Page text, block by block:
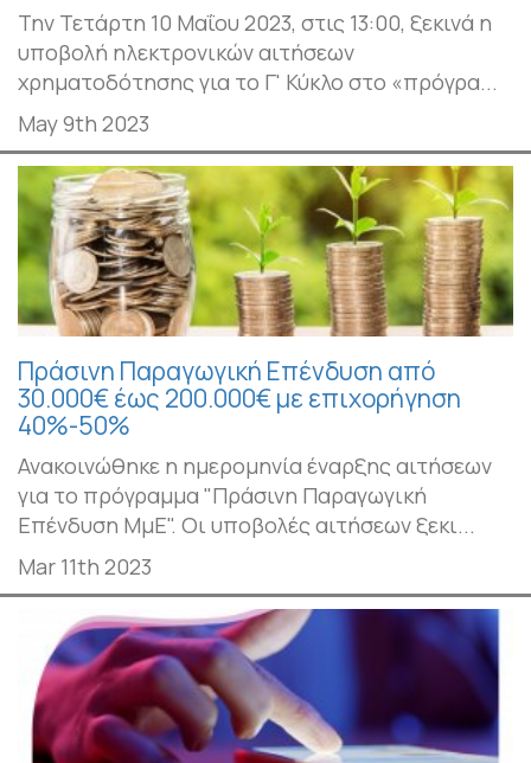
Την Τετάρτη 10 Μαΐου 2023, στις 13:00, ξεκινά η
υποβολή ηλεκτρονικών αιτήσεων
χρηματοδότησης για το Γ' Κύκλο στο «πρόγρα...
May 9th 2023
Πράσινη Παραγωγική Επένδυση από
30.000€ έως 200.000€ με επιχορήγηση
40%-50%
Ανακοινώθηκε η ημερομηνία έναρξης αιτήσεων
για το πρόγραμμα "Πράσινη Παραγωγική
Επένδυση ΜμΕ". Οι υποβολές αιτήσεων ξεκι...
Mar 11th 2023